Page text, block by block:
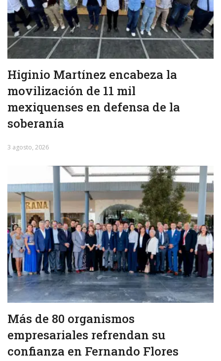
Higinio Martínez encabeza la
movilización de 11 mil
mexiquenses en defensa de la
soberanía
3 agosto, 2026
Más de 80 organismos
empresariales refrendan su
confianza en Fernando Flores